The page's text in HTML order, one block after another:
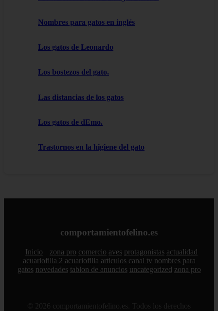
Nombres para gatos en inglés
Los gatos de Leonardo
Los bostezos del gato.
Las distancias de los gatos
Los gatos de dEmo.
Trastornos en la higiene del gato
comportamientofelino.es
Inicio zona pro comercio aves protagonistas actualidad
acuariofilia 2 acuariofilia articulos canal tv nombres para
gatos novedades tablon de anuncios uncategorized zona pro
© 2026 comportamientofelino.es. Todos los derechos